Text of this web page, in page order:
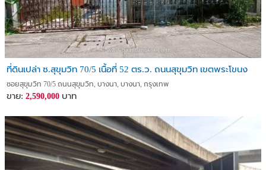
ที่ดินเปล่า ซ.สุขุมวิท 70/5 เนื้อที่ 52 ตร.ว. ถนนสุขุมวิท เขตพระโขนง
ซอยสุขุมวิท 70/5 ถนนสุขุมวิท, บางนา, บางนา, กรุงเทพ
ขาย: 2,590,000 บาท